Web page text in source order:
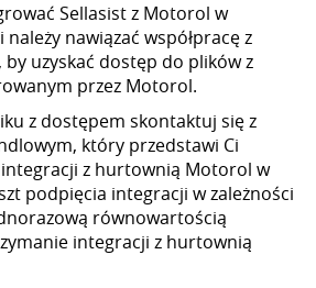
Sellasist z Motorol w
nawiązać współpracę z
uzyskać dostęp do plików z
przez Motorol.
z dostępem skontaktuj się z
który przedstawi Ci
z hurtownią Motorol w
podpięcia integracji w zależności
równowartością
integracji z hurtownią